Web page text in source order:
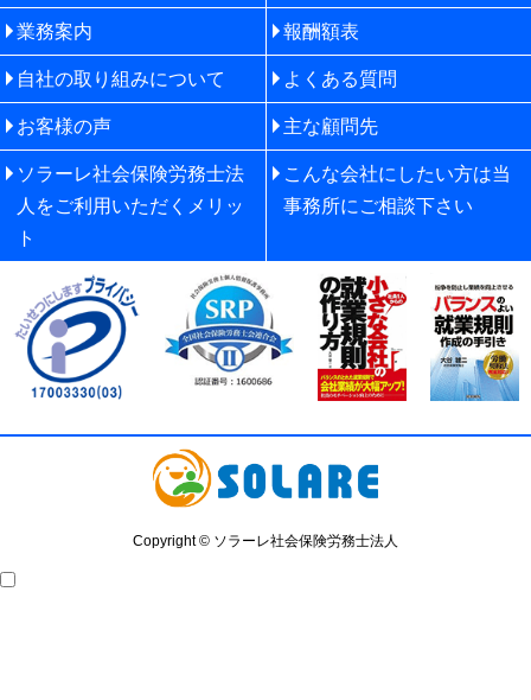
業務案内 報酬額表
自社の取り組みについて よくある質問
お客様の声 主な顧問先
ソラーレ社会保険労務士法
人をご利用いただくメリッ
ト
こんな会社にしたい方は当
事務所にご相談下さい
Copyright © ソラーレ社会保険労務士法人